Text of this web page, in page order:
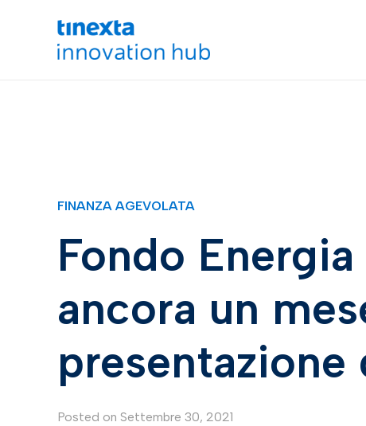
FINANZA AGEVOLATA
Fondo
ancora un
presentazione
Posted on Settembre 30, 2021